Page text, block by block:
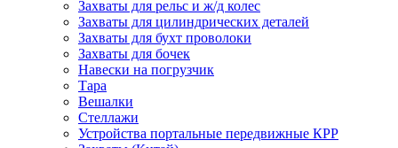
Захваты для рельс и ж/д колес
Захваты для цилиндрических деталей
Захваты для бухт проволоки
Захваты для бочек
Навески на погрузчик
Тара
Вешалки
Стеллажи
Устройства портальные передвижные КРР